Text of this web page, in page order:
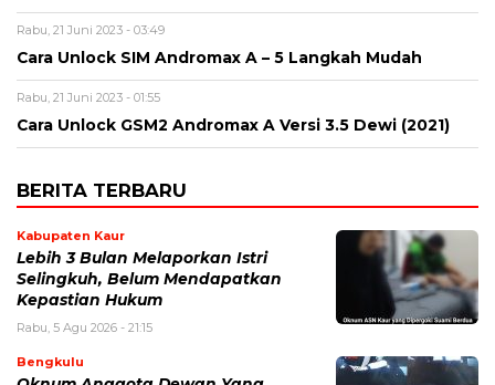
Rabu, 21 Juni 2023 - 03:49
Cara Unlock SIM Andromax A – 5 Langkah Mudah
Rabu, 21 Juni 2023 - 01:55
Cara Unlock GSM2 Andromax A Versi 3.5 Dewi (2021)
BERITA TERBARU
Kabupaten Kaur
Lebih 3 Bulan Melaporkan Istri
Selingkuh, Belum Mendapatkan
Kepastian Hukum
Rabu, 5 Agu 2026 - 21:15
Bengkulu